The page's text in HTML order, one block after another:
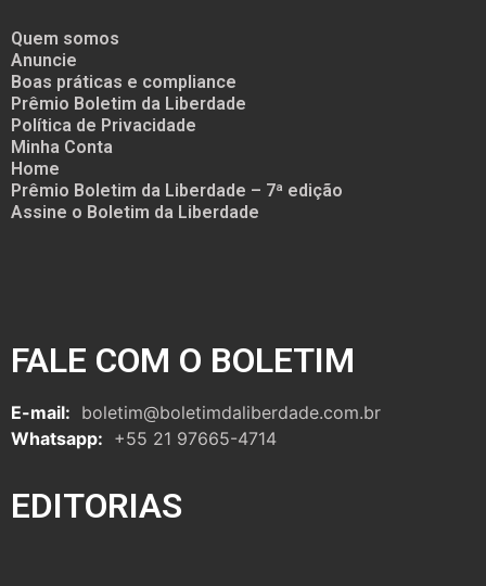
Quem somos
Anuncie
Boas práticas e compliance
Prêmio Boletim da Liberdade
Política de Privacidade
Minha Conta
Home
Prêmio Boletim da Liberdade – 7ª edição
Assine o Boletim da Liberdade
FALE COM O BOLETIM
E-mail: boletim@boletimdaliberdade.com.br
Whatsapp: +55 21 97665-4714
EDITORIAS